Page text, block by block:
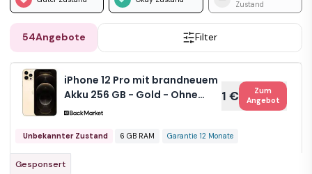
Zustand
54Angebote Filter
iPhone 12 Pro mit brandneuem
Akku 256 GB - Gold - Ohne
Vertrag
1 €
Zum
Angebot
Unbekannter Zustand 6 GB RAM Garantie 12 Monate
Gesponsert